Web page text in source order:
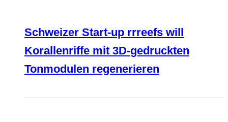
Schweizer Start-up rrreefs will
Korallenriffe mit 3D-gedruckten
Tonmodulen regenerieren